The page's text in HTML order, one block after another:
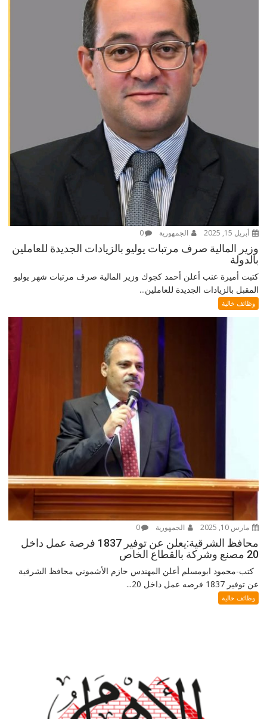
أبريل 15, 2025 الجمهورية 0
وزير المالية صرف مرتبات يوليو بالزيادات الجديدة للعاملين
بالدولة
كتبت أميرة عنب أعلن أحمد كجوك وزير المالية صرف مرتبات شهر يوليو
المقبل بالزيادات الجديدة للعاملين...
وظائف خالية
مارس 10, 2025 الجمهورية 0
محافظ الشرقية:يعلن عن توفير 1837 فرصة عمل داخل
20 مصنع وشركة بالقطاع الخاص
كتب-محمود ابومسلم أعلن المهندس حازم الأشموني محافظ الشرقية
عن توفير 1837 فرصه عمل داخل 20...
وظائف خالية